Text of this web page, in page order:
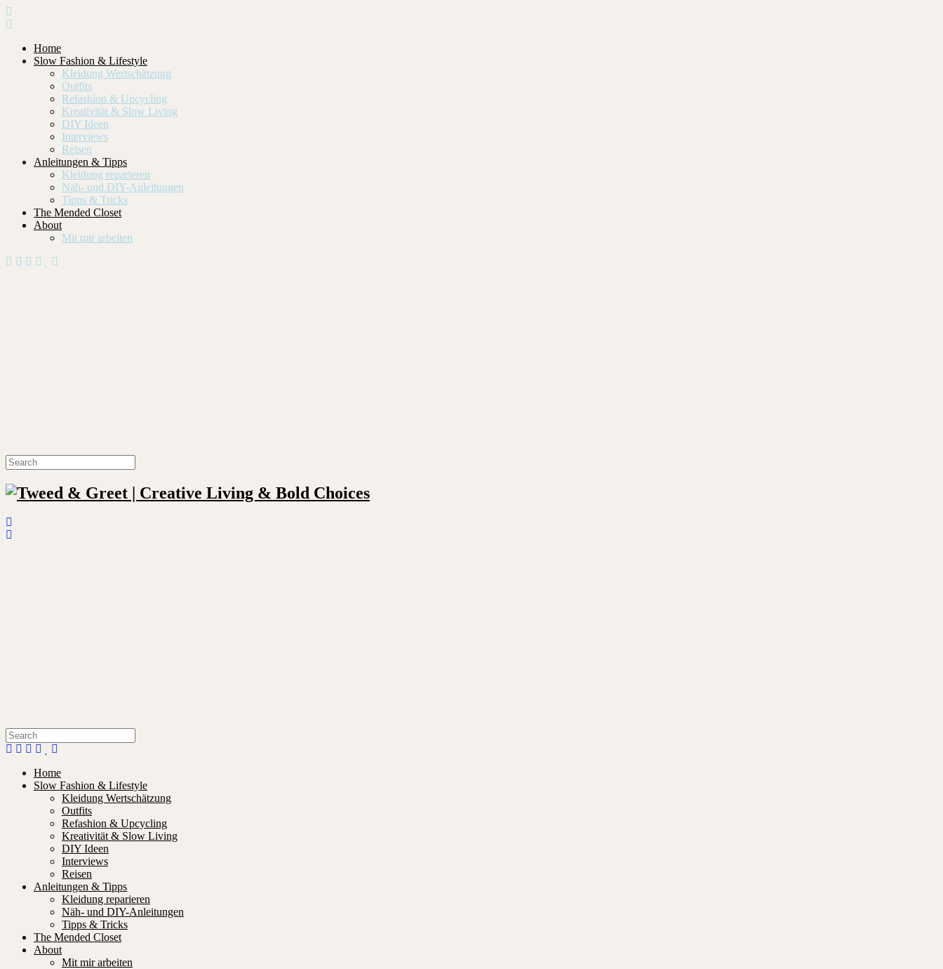
Home
Slow Fashion & Lifestyle
Kleidung Wertschätzung
Outfits
Refashion & Upcycling
Kreativität & Slow Living
DIY Ideen
Interviews
Reisen
Anleitungen & Tipps
Kleidung reparieren
Näh- und DIY-Anleitungen
Tipps & Tricks
The Mended Closet
About
Mit mir arbeiten
Home
Slow Fashion & Lifestyle
Kleidung Wertschätzung
Outfits
Refashion & Upcycling
Kreativität & Slow Living
DIY Ideen
Interviews
Reisen
Anleitungen & Tipps
Kleidung reparieren
Näh- und DIY-Anleitungen
Tipps & Tricks
The Mended Closet
About
Mit mir arbeiten